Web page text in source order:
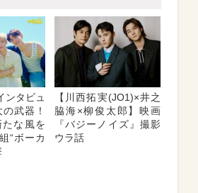
ンタビュ
武器！
たな風を
“ボーカ
【川西拓実(JO1)×井之
脇海×柳俊太郎】映画
『バジーノイズ』撮影
ウラ話